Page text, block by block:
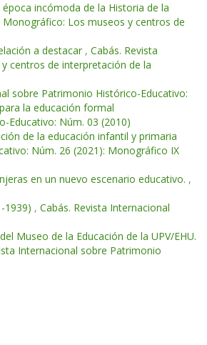
incómoda de la Historia de la
Los museos y centros de
a destacar , Cabás. Revista
centros de interpretación de la
sobre Patrimonio Histórico-Educativo:
la educación formal
Educativo: Núm. 03 (2010)
de la educación infantil y primaria
Núm. 26 (2021): Monográfico IX
en un nuevo escenario educativo. ,
1939) , Cabás. Revista Internacional
Museo de la Educación de la UPV/EHU.
Internacional sobre Patrimonio